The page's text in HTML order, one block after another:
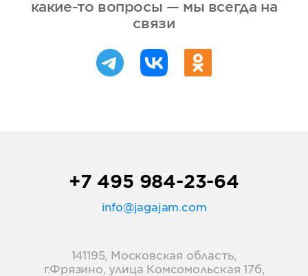
какие-то вопросы — мы всегда на
связи
+7 495 984-23-64
info@jagajam.com
141195, Московская область,
г.Фрязино, улица Комсомольская 17б,